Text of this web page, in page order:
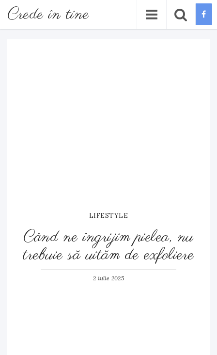
Crede în tine
LIFESTYLE
Când ne îngrijim pielea, nu
trebuie să uităm de exfoliere
2 iulie 2025